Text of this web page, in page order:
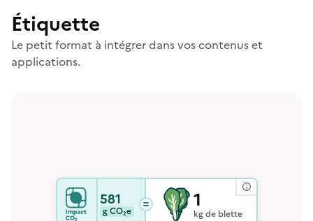
Étiquette
Le petit format à intégrer dans vos contenus et
applications.
581
gCO₂e 1
kg de blette